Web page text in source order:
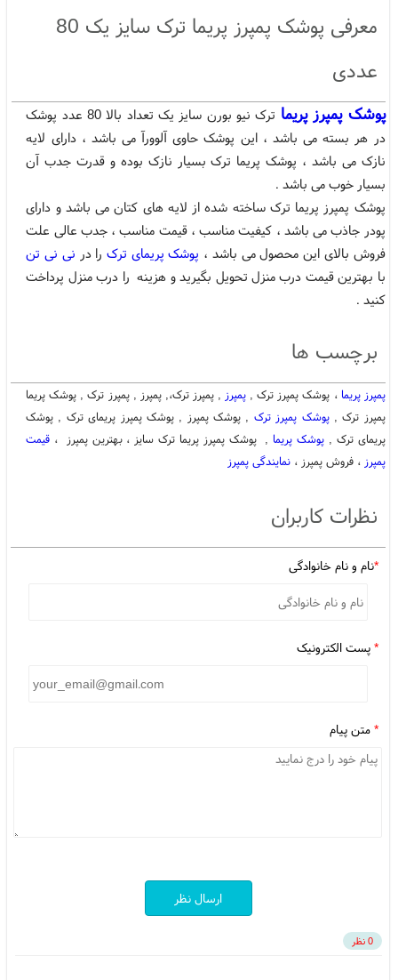
معرفی پوشک پمپرز پریما ترک سایز یک 80
عددی
پوشک پمپرز پریما
ترک نیو بورن سایز یک تعداد بالا 80 عدد پوشک
در هر بسته می باشد ، این پوشک حاوی آلوورآ می باشد ، دارای لایه
نازک می باشد ، پوشک پریما ترک بسیار نازک بوده و قدرت جدب آن
بسیار خوب می باشد .
پوشک پمپرز پریما ترک ساخته شده از لایه های کتان می باشد و دارای
پودر جاذب می باشد ، کیفیت مناسب ، قیمت مناسب ، جدب عالی علت
فروش بالای این محصول می باشد ، پوشک پریمای ترک را در نی نی تن
با بهترین قیمت درب منزل تحویل بگیرید و هزینه را درب منزل پرداخت
کنید .
برچسب ها
پمپرز پریما، پوشک پمپرز ترک , پمپرز , پمپرز ترک،, پمپرز , پمپرز ترک , پوشک پریما
پمپرز ترک ,پوشک پمپرز ترک , پوشک پمپرز , پوشک پمپرز پریمای ترک , پوشک
پریمای ترک , پوشک پریما , پوشک پمپرز پریما ترک سایز ، بهترین پمپرز ، قیمت
پمپرز ، فروش پمپرز ،نمایندگی پمپرز
نظرات کاربران
*نام و نام خانوادگی
* پست الکترونیک
* متن پیام
ارسال نظر
0 نظر